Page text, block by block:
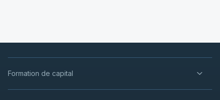
Formation de capital